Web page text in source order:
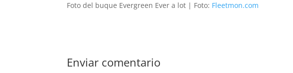
Foto del buque Evergreen Ever a lot | Foto: Fleetmon.com
Enviar comentario